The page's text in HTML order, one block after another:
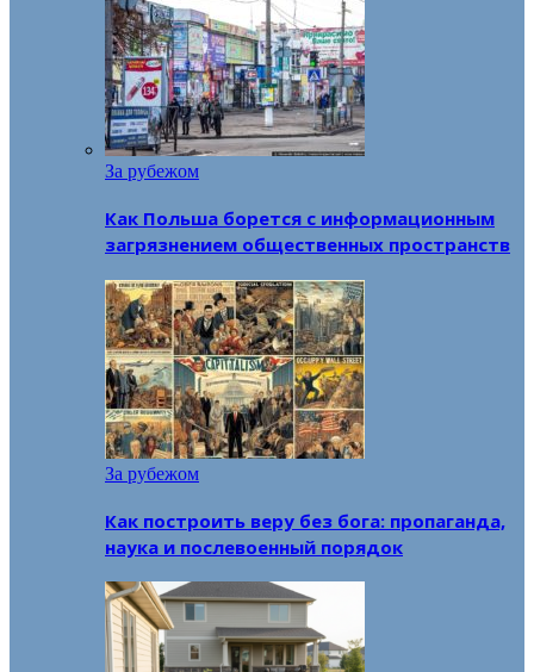
За рубежом
Как Польша борется с информационным
загрязнением общественных пространств
За рубежом
Как построить веру без бога: пропаганда,
наука и послевоенный порядок